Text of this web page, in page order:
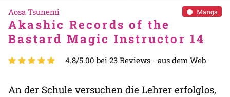
Manga
Aosa Tsunemi
Akashic Records of the
Bastard Magic Instructor 14
4.8/5.00 bei 23 Reviews - aus dem Web
An der Schule versuchen die Lehrer erfolglos,